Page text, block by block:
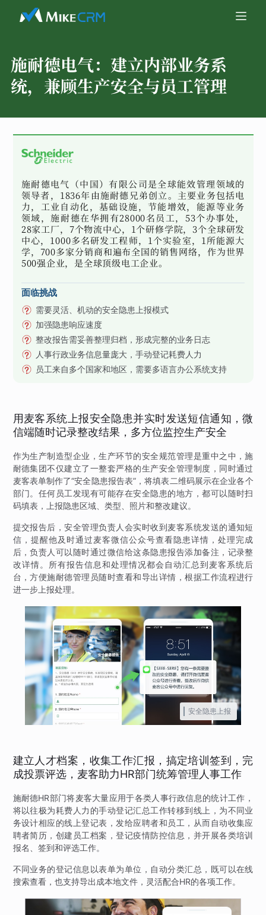
施耐德电气： 建立内部业务系
统，兼顾生产安全与员工管理
施耐德电气（中国）有限公司是全球能效管理领域的
领导者，1836年由施耐德兄弟创立。主要业务包括电
力，工业自动化，基础设施，节能增效，能源等业务
领域，施耐德在华拥有28000名员工，53个办事处，
28家工厂，7个物流中心，1个研修学院，3个全球研发
中心，1000多名研发工程师，1个实验室，1所能源大
学，700多家分销商和遍布全国的销售网络，作为世界
500强企业，是全球顶级电工企业。
面临挑战
需要灵活、机动的安全隐患上报模式
加强隐患响应速度
整改报告需妥善整理归档，形成完整的业务日志
人事行政业务信息量庞大，手动登记耗费人力
员工来自多个国家和地区，需要多语言办公系统支持
用麦客系统上报安全隐患并实时发送短信通知，微
信端随时记录整改结果，多方位监控生产安全
作为生产制造型企业，生产环节的安全规范管理是重中之中，施
耐德集团不仅建立了一整套严格的生产安全管理制度，同时通过
麦客表单制作了“安全隐患报告表”，将填表二维码展示在企业各个
部门。任何员工发现有可能存在安全隐患的地方，都可以随时扫
码填表，上报隐患区域、类型、照片和整改建议。
提交报告后，安全管理负责人会实时收到麦客系统发送的通知短
信，提醒他及时通过麦客微信公众号查看隐患详情，处理完成
后，负责人可以随时通过微信给这条隐患报告添加备注，记录整
改详情。所有报告信息和处理情况都会自动汇总到麦客系统后
台，方便施耐德管理员随时查看和导出详情，根据工作流程进行
进一步上报处理。
安全隐患上报
建立人才档案，收集工作汇报，搞定培训签到，完
成投票评选，麦客助力HR部门统筹管理人事工作
施耐德HR部门将麦客大量应用于各类人事行政信息的统计工作，
将以往极为耗费人力的手动登记汇总工作转移到线上，为不同业
务设计相应的线上登记表，发给应聘者和员工，从而自动收集应
聘者简历，创建员工档案，登记疫情防控信息，并开展各类培训
报名、签到和评选工作。
不同业务的登记信息以表单为单位，自动分类汇总，既可以在线
搜索查看，也支持导出成本地文件，灵活配合HR的各项工作。